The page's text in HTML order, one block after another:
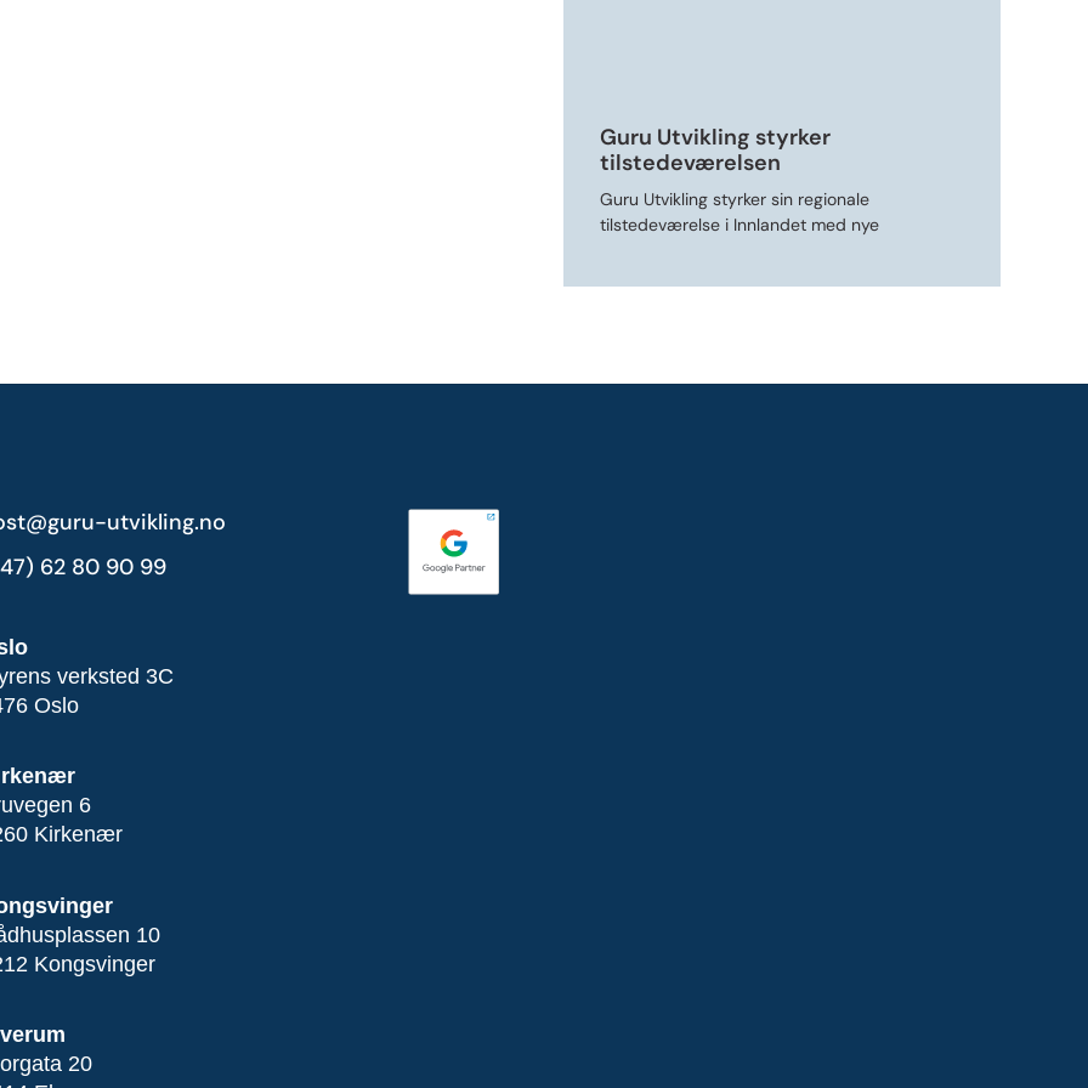
Guru Utvikling styrker
tilstedeværelsen
Guru Utvikling styrker sin regionale
tilstedeværelse i Innlandet med nye
utvikling.no
62 80 90 99
verksted 3C
Oslo
6
Kirkenær
10
Kongsvinger
20